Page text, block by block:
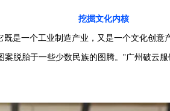
挖掘文化内核
是一个工业制造产业，又是一个文化创意
案脱胎于一些少数民族的图腾。”广州破云